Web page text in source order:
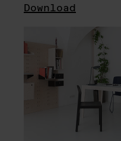
Download